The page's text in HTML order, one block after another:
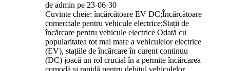
de admin pe 23-06-30
Cuvinte cheie: încărcătoare EV DC;Încărcătoare
comerciale pentru vehicule electrice;Stații de
încărcare pentru vehicule electrice Odată cu
popularitatea tot mai mare a vehiculelor electrice
(EV), stațiile de încărcare în curent continuu
(DC) joacă un rol crucial în a permite încărcarea